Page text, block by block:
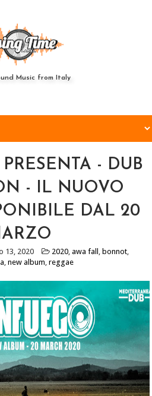
Music from Italy
- DUB
- IL NUOVO
DAL 20
13, 2020 2020,awa fall , bonnot,
,new album,reggae